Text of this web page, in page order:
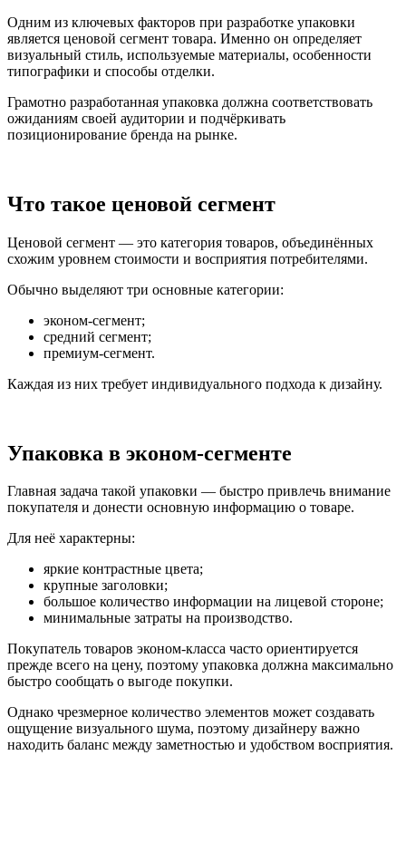
Одним из ключевых факторов при разработке упаковки
является ценовой сегмент товара. Именно он определяет
визуальный стиль, используемые материалы, особенности
типографики и способы отделки.
Грамотно разработанная упаковка должна соответствовать
ожиданиям своей аудитории и подчёркивать
позиционирование бренда на рынке.
Что такое ценовой сегмент
Ценовой сегмент — это категория товаров, объединённых
схожим уровнем стоимости и восприятия потребителями.
Обычно выделяют три основные категории:
эконом-сегмент;
средний сегмент;
премиум-сегмент.
Каждая из них требует индивидуального подхода к дизайну.
Упаковка в эконом-сегменте
Главная задача такой упаковки — быстро привлечь внимание
покупателя и донести основную информацию о товаре.
Для неё характерны:
яркие контрастные цвета;
крупные заголовки;
большое количество информации на лицевой стороне;
минимальные затраты на производство.
Покупатель товаров эконом-класса часто ориентируется
прежде всего на цену, поэтому упаковка должна максимально
быстро сообщать о выгоде покупки.
Однако чрезмерное количество элементов может создавать
ощущение визуального шума, поэтому дизайнеру важно
находить баланс между заметностью и удобством восприятия.